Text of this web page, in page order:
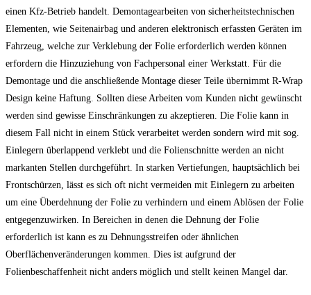
einen Kfz-Betrieb handelt. Demontagearbeiten von sicherheitstechnischen
Elementen, wie Seitenairbag und anderen elektronisch erfassten Geräten im
Fahrzeug, welche zur Verklebung der Folie erforderlich werden können
erfordern die Hinzuziehung von Fachpersonal einer Werkstatt. Für die
Demontage und die anschließende Montage dieser Teile übernimmt R-Wrap
Design keine Haftung. Sollten diese Arbeiten vom Kunden nicht gewünscht
werden sind gewisse Einschränkungen zu akzeptieren. Die Folie kann in
diesem Fall nicht in einem Stück verarbeitet werden sondern wird mit sog.
Einlegern überlappend verklebt und die Folienschnitte werden an nicht
markanten Stellen durchgeführt. In starken Vertiefungen, hauptsächlich bei
Frontschürzen, lässt es sich oft nicht vermeiden mit Einlegern zu arbeiten
um eine Überdehnung der Folie zu verhindern und einem Ablösen der Folie
entgegenzuwirken. In Bereichen in denen die Dehnung der Folie
erforderlich ist kann es zu Dehnungsstreifen oder ähnlichen
Oberflächenveränderungen kommen. Dies ist aufgrund der
Folienbeschaffenheit nicht anders möglich und stellt keinen Mangel dar.